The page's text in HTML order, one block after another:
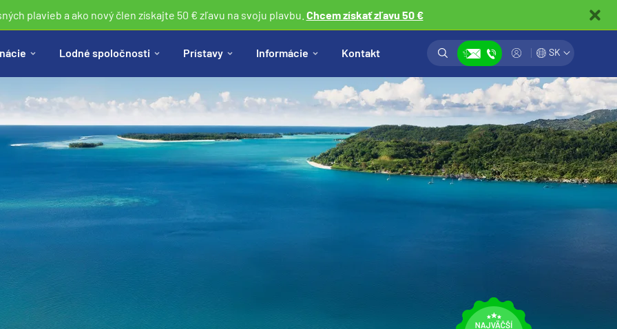
plavieb a ako nový člen získajte 50 € zľavu na svoju plavbu. Chcem získať zľavu 50 €
Lodné spoločnosti Prístavy Informácie Kontakt VyhľadávanieZobraziť kontakty
Prihlásiť
SK